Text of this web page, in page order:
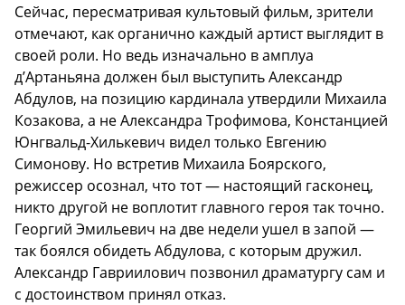
Сейчас, пересматривая культовый фильм, зрители
отмечают, как органично каждый артист выглядит в
своей роли. Но ведь изначально в амплуа
д’Артаньяна должен был выступить Александр
Абдулов, на позицию кардинала утвердили Михаила
Козакова, а не Александра Трофимова, Констанцией
Юнгвальд-Хилькевич видел только Евгению
Симонову. Но встретив Михаила Боярского,
режиссер осознал, что тот — настоящий гасконец,
никто другой не воплотит главного героя так точно.
Георгий Эмильевич на две недели ушел в запой —
так боялся обидеть Абдулова, с которым дружил.
Александр Гавриилович позвонил драматургу сам и
с достоинством принял отказ.